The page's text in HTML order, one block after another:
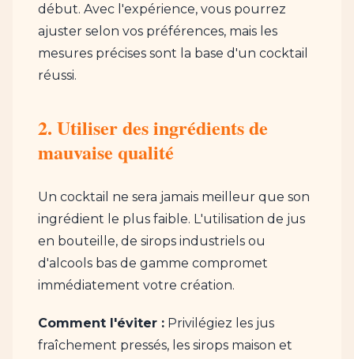
début. Avec l'expérience, vous pourrez
ajuster selon vos préférences, mais les
mesures précises sont la base d'un cocktail
réussi.
2. Utiliser des ingrédients de
mauvaise qualité
Un cocktail ne sera jamais meilleur que son
ingrédient le plus faible. L'utilisation de jus
en bouteille, de sirops industriels ou
d'alcools bas de gamme compromet
immédiatement votre création.
Comment l'éviter : Privilégiez les jus
fraîchement pressés, les sirops maison et